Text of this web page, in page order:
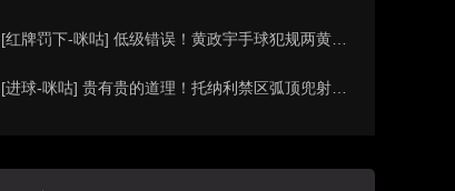
[红牌罚下-咪咕] 低级错误！黄政宇手球犯规两黄变一红被罚下
[进球-咪咕] 贵有贵的道理！托纳利禁区弧顶兜射经折射弹入球网